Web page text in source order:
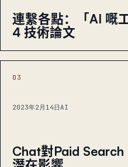
連繫各點：「AI 嘅
4 技術論文
03
2023年2月14日 AI
Chat對Paid Search